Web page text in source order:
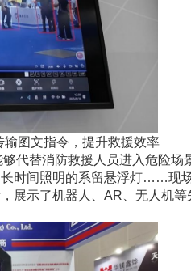
图文指令，提升救援效率
代替消防救援人员进入危险场
长时间照明的系留悬浮灯……现
展示了机器人、AR、无人机等